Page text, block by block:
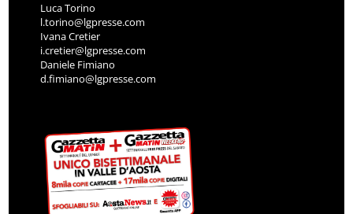
Luca Torino
l.torino@lgpresse.com
Ivana Cretier
i.cretier@lgpresse.com
Daniele Fimiano
d.fimiano@lgpresse.com